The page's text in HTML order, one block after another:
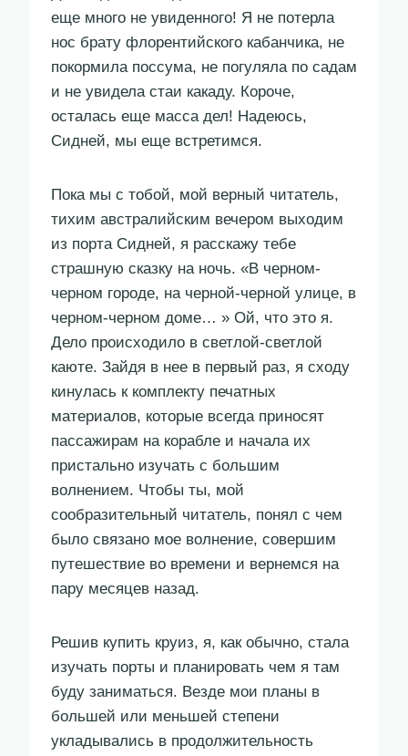
еще много не увиденного! Я не потерла
нос брату флорентийского кабанчика, не
покормила поссума, не погуляла по садам
и не увидела стаи какаду. Короче,
осталась еще масса дел! Надеюсь,
Сидней, мы еще встретимся.
Пока мы с тобой, мой верный читатель,
тихим австралийским вечером выходим
из порта Сидней, я расскажу тебе
страшную сказку на ночь. «В черном-
черном городе, на черной-черной улице, в
черном-черном доме… » Ой, что это я.
Дело происходило в светлой-светлой
каюте. Зайдя в нее в первый раз, я сходу
кинулась к комплекту печатных
материалов, которые всегда приносят
пассажирам на корабле и начала их
пристально изучать с большим
волнением. Чтобы ты, мой
сообразительный читатель, понял с чем
было связано мое волнение, совершим
путешествие во времени и вернемся на
пару месяцев назад.
Решив купить круиз, я, как обычно, стала
изучать порты и планировать чем я там
буду заниматься. Везде мои планы в
большей или меньшей степени
укладывались в продолжительность